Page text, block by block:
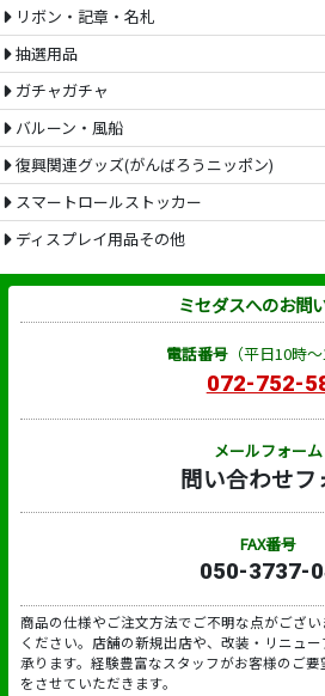
リボン・記章・名札
抽選用品
ガチャガチャ
バルーン・風船
復興関連グッズ(がんばろうニッポン)
スマートロールストッカー
ディスプレイ用品その他
ミセダスへのお問
電話番号（平日10時～
072-752-
メールフォーム
問い合わせフ
FAX番号
050-3737-
商品の仕様やご注文方法でご不明な点がござ
ください。店舗の新規出店や、改装・リニュ
承ります。経験豊富なスタッフがお客様のご
をさせていただきます。